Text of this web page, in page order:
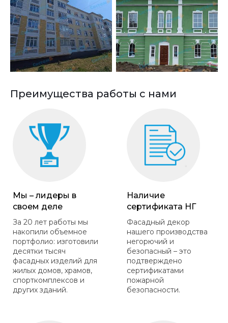
Преимущества работы с нами
Мы – лидеры в
своем деле
За 20 лет работы мы
накопили объемное
портфолио: изготовили
десятки тысяч
фасадных изделий для
жилых домов, храмов,
спорткомплексов и
других зданий.
Наличие
сертификата НГ
Фасадный декор
нашего производства
негорючий и
безопасный – это
подтверждено
сертификатами
пожарной
безопасности.